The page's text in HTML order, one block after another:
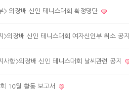
> 의장배 신인 테니스대회 확정명단
>의장배 신인 테니스대회 여자신인부 취소 공지
사항>의장배 신인 테니스대회 날씨관련 공지
10월 활동 보고서